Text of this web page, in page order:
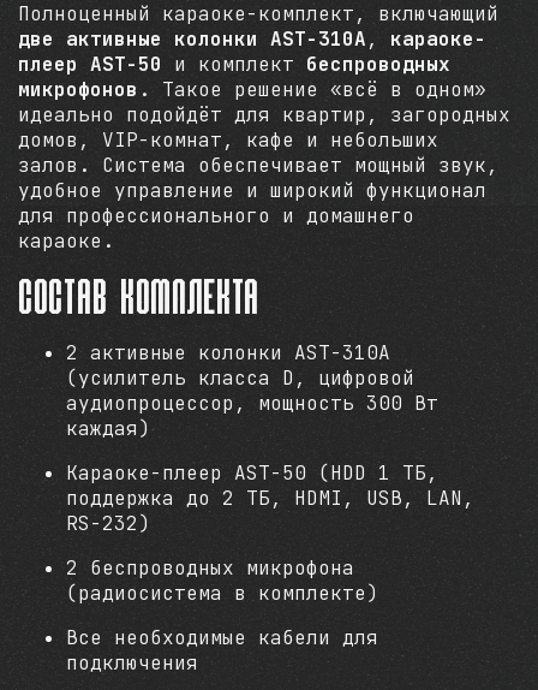
5
Полноценный караоке-комплект, включающий
две активные колонки AST-310A, караоке-
плеер AST-50 и комплект беспроводных
микрофонов . Такое решение «всё в одном»
идеально подойдёт для квартир, загородных
домов, VIP-комнат, кафе и небольших
залов. Система обеспечивает мощный звук,
удобное управление и широкий функционал
для профессионального и домашнего
караоке.
Состав комплекта
2 активные колонки AST-310A
(усилитель класса D, цифровой
аудиопроцессор, мощность 300 Вт
каждая)
Караоке-плеер AST-50 (HDD 1 ТБ,
поддержка до 2 ТБ, HDMI, USB, LAN,
RS-232)
2 беспроводных микрофона
(радиосистема в комплекте)
Все необходимые кабели для
подключения